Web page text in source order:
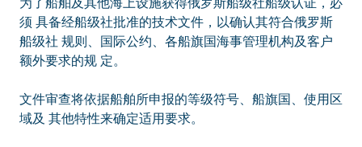
须 具备经船级社批准的技术文件，以确认其符合俄罗斯
船级社 规则、国际公约、各船旗国海事管理机构及客户
额外要求的规 定。
文件审查将依据船舶所申报的等级符号、船旗国、使用区
域及 其他特性来确定适用要求。